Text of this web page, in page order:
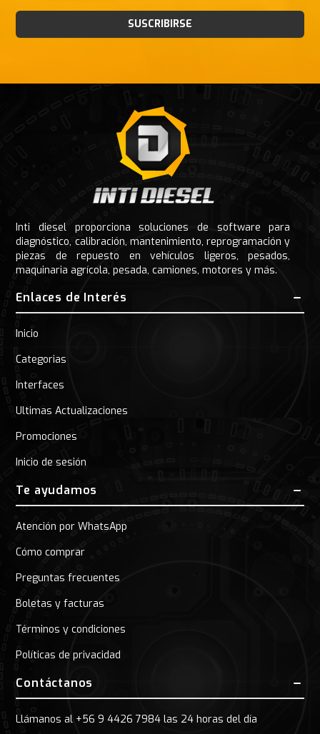
SUSCRIBIRSE
Inti diesel proporciona soluciones de software para
diagnóstico, calibración, mantenimiento, reprogramación y
piezas de repuesto en vehículos ligeros, pesados,
maquinaria agrícola, pesada, camiones, motores y más.
Enlaces de Interés
Inicio
Categorias
Interfaces
Ultimas Actualizaciones
Promociones
Inicio de sesión
Te ayudamos
Atención por WhatsApp
Cómo comprar
Preguntas frecuentes
Boletas y facturas
Términos y condiciones
Políticas de privacidad
Contáctanos
Llámanos al +56 9 4426 7984 las 24 horas del día